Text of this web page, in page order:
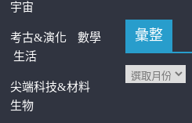
宇宙
考古&演化
數學
生活
尖端科技&材料
生物
彙整